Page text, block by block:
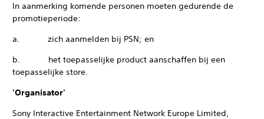
In aanmerking komende personen moeten gedurende de
promotieperiode:
a. zich aanmelden bij PSN; en
b. het toepasselijke product aanschaffen bij een
toepasselijke store.
'Organisator'
Sony Interactive Entertainment Network Europe Limited,